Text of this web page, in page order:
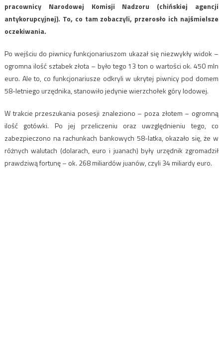
pracownicy Narodowej Komisji Nadzoru (chińskiej agencji
antykorupcyjnej). To, co tam zobaczyli, przerosło ich najśmielsze
oczekiwania.
Po wejściu do piwnicy funkcjonariuszom ukazał się niezwykły widok –
ogromna ilość sztabek złota – było tego 13 ton o wartości ok. 450 mln
euro. Ale to, co funkcjonariusze odkryli w ukrytej piwnicy pod domem
58-letniego urzędnika, stanowiło jedynie wierzchołek góry lodowej.
W trakcie przeszukania posesji znaleziono – poza złotem – ogromną
ilość gotówki. Po jej przeliczeniu oraz uwzględnieniu tego, co
zabezpieczono na rachunkach bankowych 58-latka, okazało się, że w
różnych walutach (dolarach, euro i juanach) były urzędnik zgromadził
prawdziwą fortunę – ok. 268 miliardów juanów, czyli 34 miliardy euro.